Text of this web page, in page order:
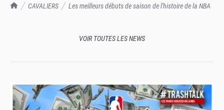
TrashTalk Actu NBA
CAVALIERS Les meilleurs débuts de saison de l'histoire de la NBA
VOIR TOUTES LES NEWS